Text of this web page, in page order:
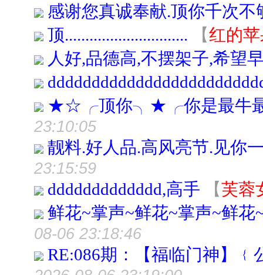
感谢您真诚奉献.顶你千次不
顶..............................
【红的
人好,品德高,不摆架子,希望
★☆╭顶你╮★╭你是最
23:10:05
靓料.好人品.高风亮节.见你
23:15:59
ddddddddddddd,高手 【芙蓉
鲜花~掌声~鲜花~掌声~鲜花
08-06 23:18:46
RE:086期：【福临门神】